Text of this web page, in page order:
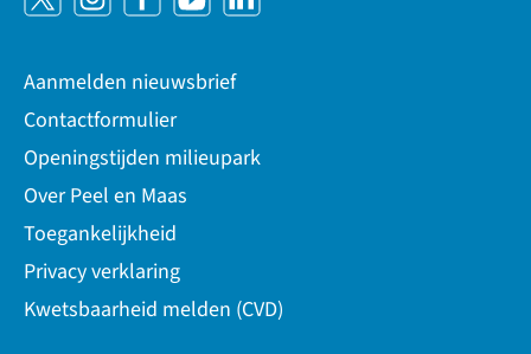
Aanmelden nieuwsbrief
Contactformulier
Openingstijden milieupark
Over Peel en Maas
Toegankelijkheid
Privacy verklaring
Kwetsbaarheid melden (CVD)